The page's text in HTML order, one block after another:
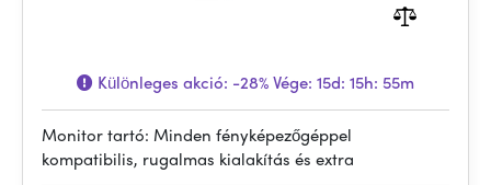
Különleges akció: -28%Vége: 15d: 15h: 55m
Monitor tartó: Minden fényképezőgéppel
kompatibilis, rugalmas kialakítás és extra